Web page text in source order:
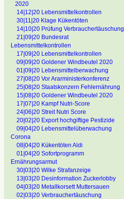
2020
14|12|20 Lebensmittelkontrollen
30|11|20 Klage Kükentöten
14|10|20 Prüfung Verbrauchertäuschung
21|09|20 Bundesrat
Lebensmittelkontrollen
17|09|20 Lebensmittelkontrollen
09|09|20 Goldener Windbeutel 2020
01|09|20 Lebensmittelberwachung
27|08|20 Vor Ararministerkonferenz
25|08|20 Staatskonzern Fehlernährung
15|08|20 Goldener Windbeutel 2020
17|07|20 Kampf Nutri-Score
24|06|20 Streit Nutri Score
20|02|20 Export hochgiftige Pestizide
09|04|20 Lebensmittelüberwachung
Corona
08|04|20 Kükentöten Aldi
01|04|20 Sofortprogramm
Ernährungsarmut
30|03|20 Wilke Strafanzeige
13|03|20 Desinformation Zuckerlobby
04|03|20 Metallkorsett Muttersauen
02|03|20 Verbrauchertäuschung